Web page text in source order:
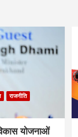
राजनीति
योजनाओं